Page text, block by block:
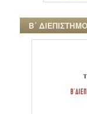
Β΄